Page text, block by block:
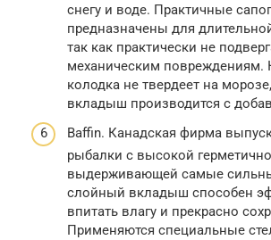
снегу и воде. Практичные
предназначены для
так как практически не
механическим повреждениям.
колодка не твердеет на
вкладыш производится с
Baffin. Канадская фирма
рыбалки с высокой
выдерживающей самые
слойный вкладыш способен
впитать влагу и прекрасно
Применяются специальные